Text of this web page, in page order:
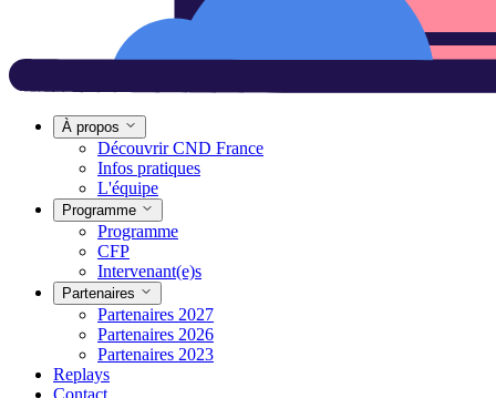
À propos
Découvrir CND France
Infos pratiques
L'équipe
Programme
Programme
CFP
Intervenant(e)s
Partenaires
Partenaires 2027
Partenaires 2026
Partenaires 2023
Replays
Contact